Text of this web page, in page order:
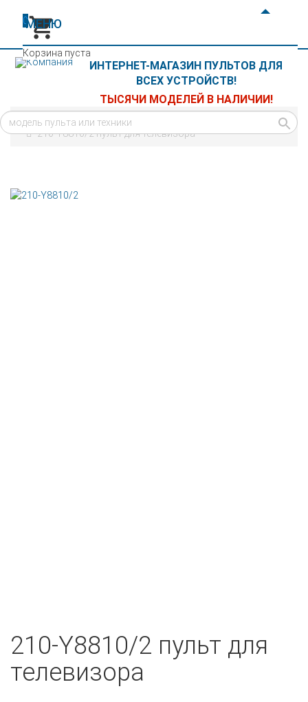
ИНТЕРНЕТ-МАГАЗИН ПУЛЬТОВ ДЛЯ
ВСЕХ УСТРОЙСТВ!
ТЫСЯЧИ МОДЕЛЕЙ В НАЛИЧИИ!
0
Корзина пуста
МЕНЮ
Главная Пульты
210-Y8810/2 пульт для телевизора
210-Y8810/2 пульт для
телевизора